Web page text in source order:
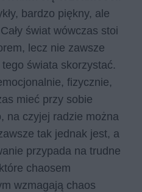
bardzo piękny, ale
świat wówczas stoi
lecz nie zawsze
świata skorzystać.
fizycznie,
mieć przy sobie
na czyjej radzie można
tak jednak jest, a
przypada na trudne
chaosem
wzmagają chaos